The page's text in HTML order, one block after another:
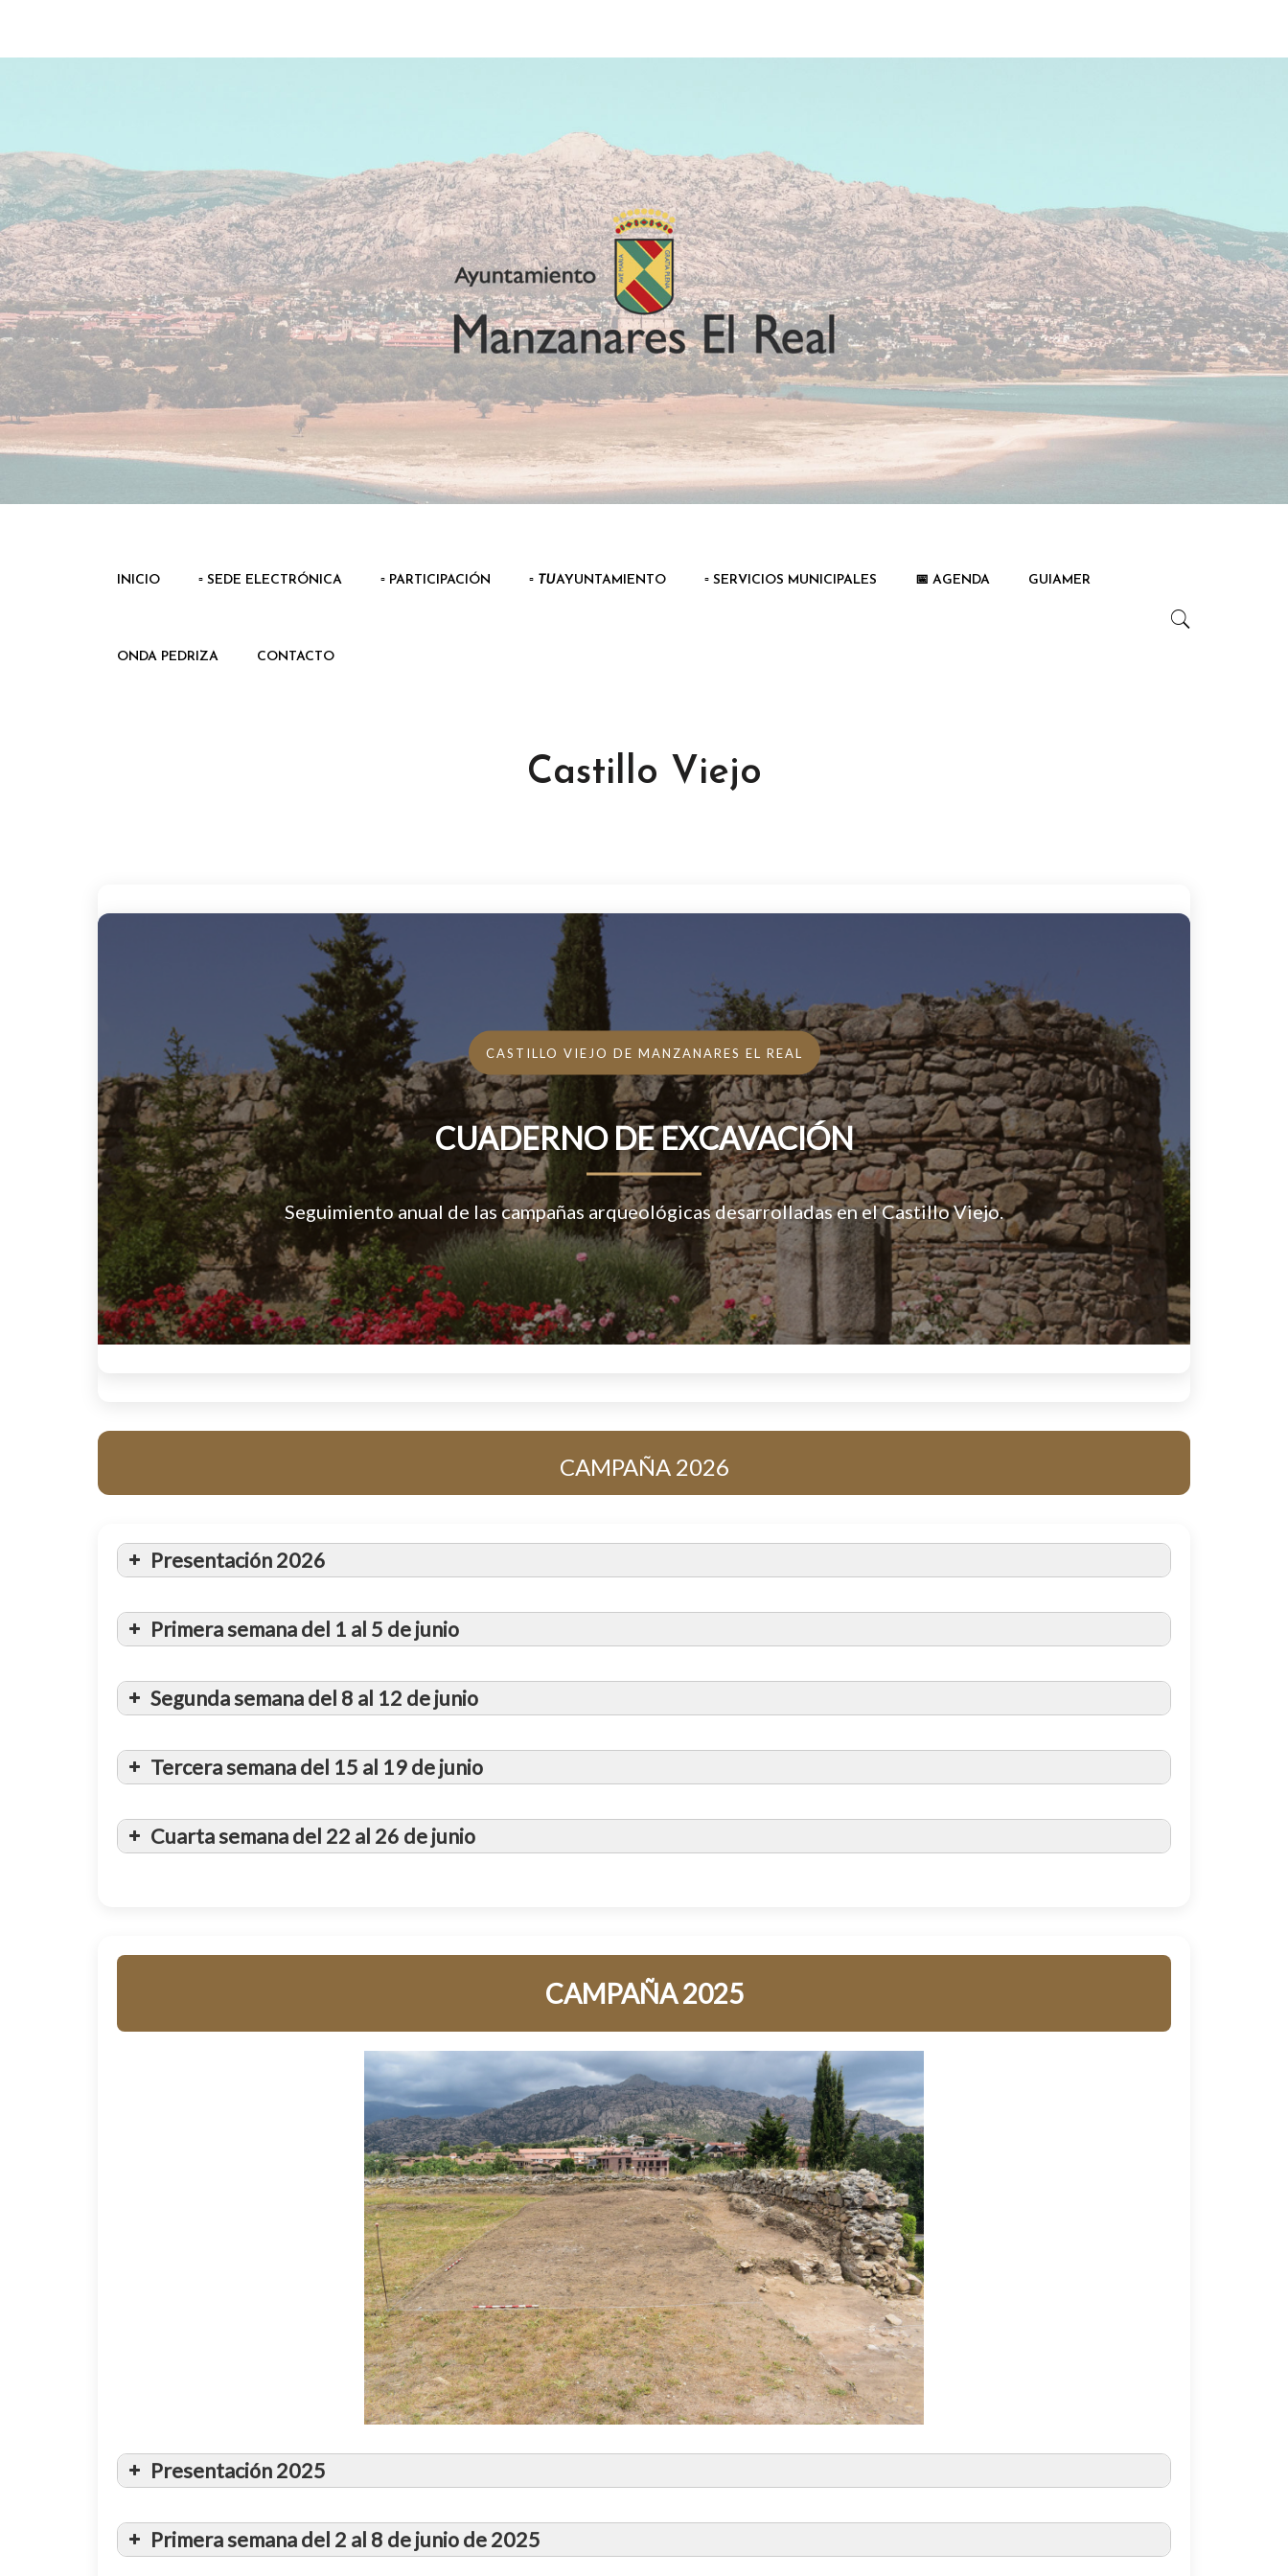
INICIO ▫️ SEDE ELECTRÓNICA ▫️ PARTICIPACIÓN ▫️ TUAYUNTAMIENTO ▫️ SERVICIOS MUNICIPALES 📅 AGENDA GUIAMER
ONDA PEDRIZA CONTACTO
Castillo Viejo
CASTILLO VIEJO DE MANZANARES EL REAL
CUADERNO DE EXCAVACIÓN
Seguimiento anual de las campañas arqueológicas desarrolladas en el Castillo Viejo.
CAMPAÑA 2026
Presentación 2026
Primera semana del 1 al 5 de junio
Ayuntamiento de Manzanares El Real
Universidad Autónoma de Madrid
Dirección General de Patrimonio Cultural de la Comunidad de Madrid
cuatro semanas
Javier Salido Domínguez
Joaquín Barrio Martín
Segunda semana del 8 al 12 de junio
Tercera semana del 15 al 19 de junio
Castillo Viejo de Manzanares el Real
Cuarta semana del 22 al 26 de junio
CAMPAÑA 2025
Presentación 2025
Hoy ha comenzado la V Campaña de excavación arqueológica en el Castillo Viejo de Manzanares El Real. La financiación del
Primera semana del 2 al 8 de junio de 2025